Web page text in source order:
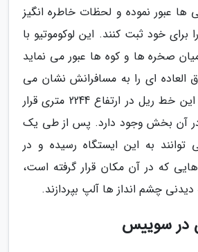
ها عبور نموده و لحظات خاطره انگیز
خود ثبت کنند. این لوکوموتیو با
صخره ها و کوه ها عبور می نماید
العاده ای را به مسافرانش نشان می
دهد. بالاترین نقطه این خط ریل در ارتفاع 2244 متری قرار
در آن بخش وجود دارد. پس از طی یک
به این ایستگاه رسیده و در
که در آن مکان قرار گرفته است،
چشم انداز ها آلپ بپردازند.
در سوییس